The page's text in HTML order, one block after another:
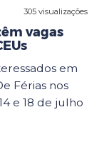
305 visualizações
vagas
em
Férias nos
e 18 de julho